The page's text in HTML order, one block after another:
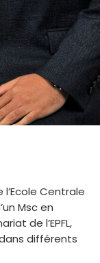
Centrale
Msc en
de l’EPFL,
différents